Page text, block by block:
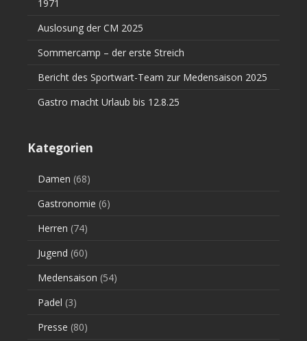
1971
Auslosung der CM 2025
Sommercamp – der erste Streich
Bericht des Sportwart-Team zur Medensaison 2025
Gastro macht Urlaub bis 12.8.25
Kategorien
Damen (68)
Gastronomie (6)
Herren (74)
Jugend (60)
Medensaison (54)
Padel (3)
Presse (80)